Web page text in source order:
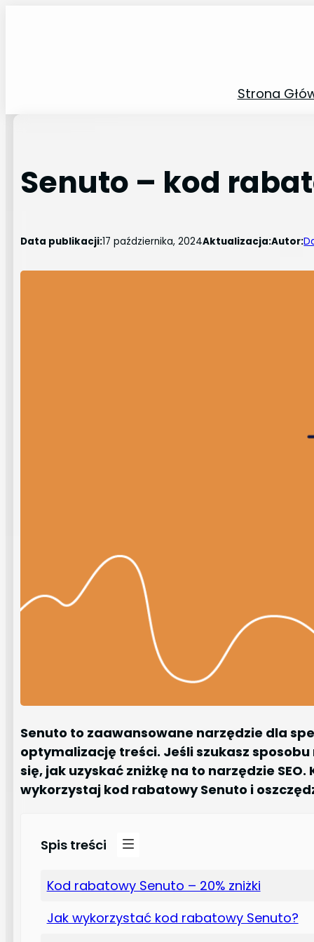
Strona
Senuto – kod
Data publikacji:17 października, 2024Aktualizacja:Autor:
Senuto to zaawansowane narzędzie dla
optymalizację treści. Jeśli szukasz
się, jak uzyskać zniżkę na to narzędzie
wykorzystaj kod rabatowy Senuto i
Spis treści
Kod rabatowy Senuto – 20% zniżki
Jak wykorzystać kod rabatowy Senuto?